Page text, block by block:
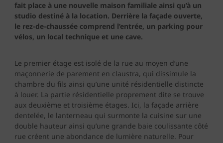
fait place à une nouvelle maison familiale ainsi qu’à un
studio destiné à la location. Derrière la façade ouverte,
le rez-de-chaussée comprend l’entrée, un parking pour
vélos, un local technique et une cave.
Le premier étage est isolé de la rue au moyen d’une
maçonnerie de parement en claustra, qui dissimule la
chambre du fils ainsi qu’une unité résidentielle distincte
à louer. La partie résidentielle proprement dite se trouve
aux deuxième et troisième étages. Ici, la façade arrière
dentelée, le lanterneau qui surmonte la cuisine sur une
double hauteur ainsi qu’une grande baie coulissante côté
rue créent une abondance de lumière naturelle. Pour